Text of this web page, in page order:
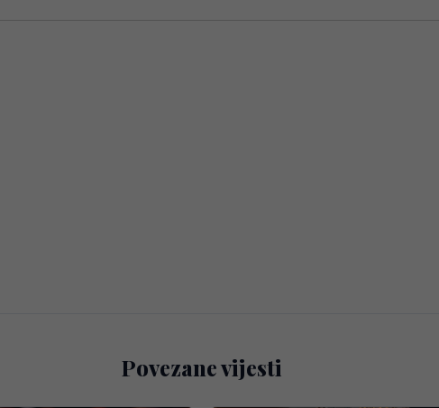
Povezane vijesti